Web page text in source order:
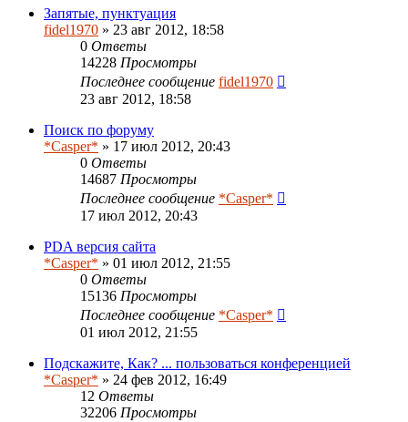
Запятые, пунктуация
fidel1970 » 23 авг 2012, 18:58
0 Ответы
14228 Просмотры
Последнее сообщение fidel1970
23 авг 2012, 18:58
Поиск по форуму
*Casper* » 17 июл 2012, 20:43
0 Ответы
14687 Просмотры
Последнее сообщение *Casper*
17 июл 2012, 20:43
PDA версия сайта
*Casper* » 01 июл 2012, 21:55
0 Ответы
15136 Просмотры
Последнее сообщение *Casper*
01 июл 2012, 21:55
Подскажите, Как? ... пользоваться конференцией
*Casper* » 24 фев 2012, 16:49
12 Ответы
32206 Просмотры